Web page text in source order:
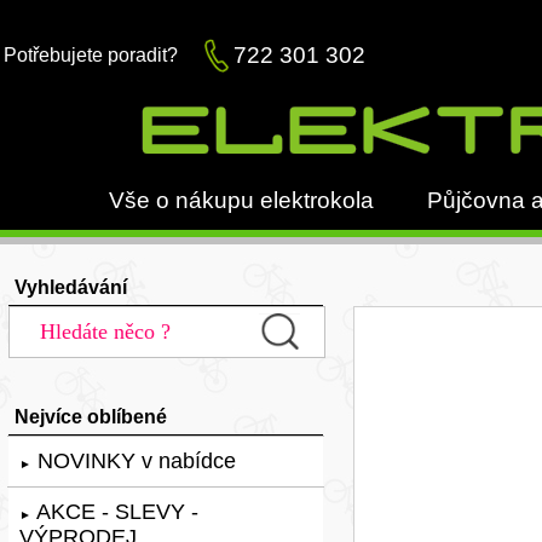
Potřebujete poradit? 722 301 302
Vše o nákupu elektrokola Půjčovna
Vyhledávání
Nejvíce oblíbené
► NOVINKY v nabídce
► AKCE - SLEVY -
VÝPRODEJ